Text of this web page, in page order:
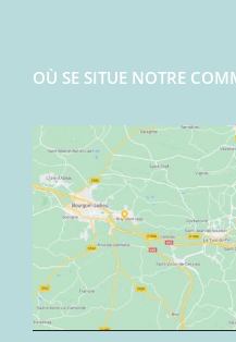
OÙ SE SITUE NOTRE